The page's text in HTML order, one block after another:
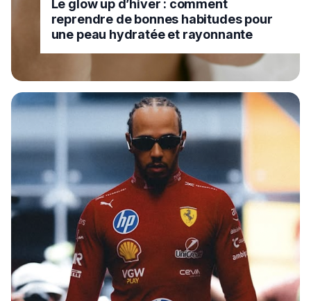
Le glow up d’hiver : comment
reprendre de bonnes habitudes pour
une peau hydratée et rayonnante